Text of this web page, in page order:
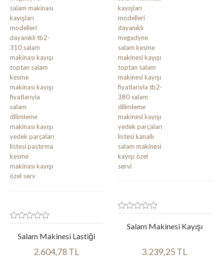
Salam Makinesi Lastiği
2.604,78 TL
Salam Makinesi Kayışı
3.239,25 TL